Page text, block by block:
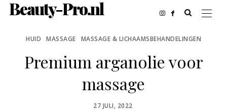
Beauty-Pro.nl
HUID MASSAGE MASSAGE & LICHAAMSBEHANDELINGEN
Premium arganolie voor
massage
POSTED
27 JULI, 2022